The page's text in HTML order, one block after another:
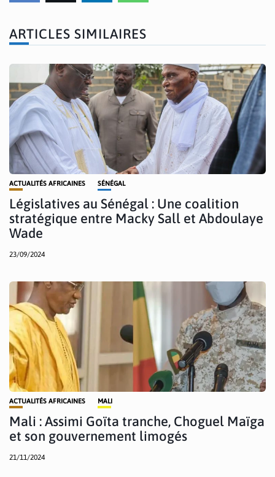
ARTICLES SIMILAIRES
ACTUALITÉS AFRICAINES SÉNÉGAL
Législatives au Sénégal : Une coalition
stratégique entre Macky Sall et Abdoulaye
Wade
23/09/2024
ACTUALITÉS AFRICAINES MALI
Mali : Assimi Goïta tranche, Choguel Maïga
et son gouvernement limogés
21/11/2024